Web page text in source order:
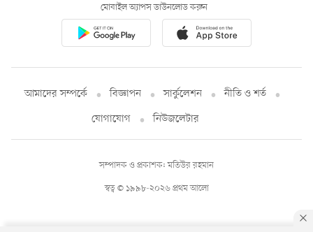
মোবাইল অ্যাপস ডাউনলোড করুন
আমাদের সম্পর্কে বিজ্ঞাপন সার্কুলেশন
নীতি ও শর্ত
যোগাযোগ
নিউজলেটার
স্বত্ব © ১৯৯৮-২০২৬ প্রথম আলো
সম্পাদক ও প্রকাশক: মতিউর রহমান